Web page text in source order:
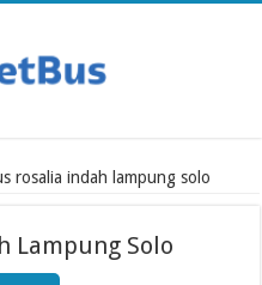
rosalia indah lampung solo
Lampung Solo